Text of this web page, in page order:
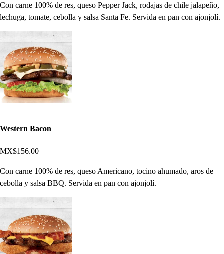
Con carne 100% de res, queso Pepper Jack, rodajas de chile jalapeño,
lechuga, tomate, cebolla y salsa Santa Fe. Servida en pan con ajonjolí.
Western Bacon
MX$156.00
Con carne 100% de res, queso Americano, tocino ahumado, aros de
cebolla y salsa BBQ. Servida en pan con ajonjolí.